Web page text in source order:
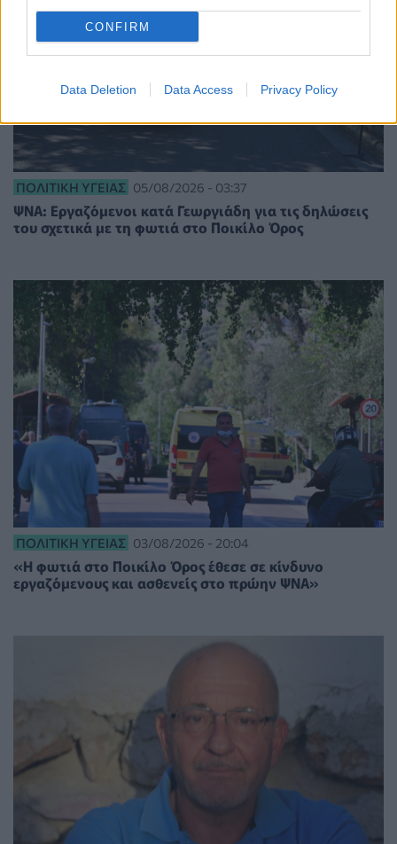
CONFIRM
Data Deletion Data Access Privacy Policy
ΠΟΛΙΤΙΚΉ ΥΓΕΊΑΣ 05/08/2026 - 03:37
ΨΝΑ: Εργαζόμενοι κατά Γεωργιάδη για τις δηλώσεις
του σχετικά με τη φωτιά στο Ποικίλο Όρος
ΠΟΛΙΤΙΚΉ ΥΓΕΊΑΣ 03/08/2026 - 20:04
«Η φωτιά στο Ποικίλο Όρος έθεσε σε κίνδυνο
εργαζόμενους και ασθενείς στο πρώην ΨΝΑ»